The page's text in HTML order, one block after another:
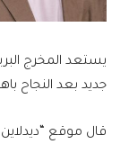
يستعد المخرج
جديد بعد النجاح
قال موقع